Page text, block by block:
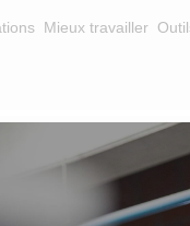
Mieux travailler